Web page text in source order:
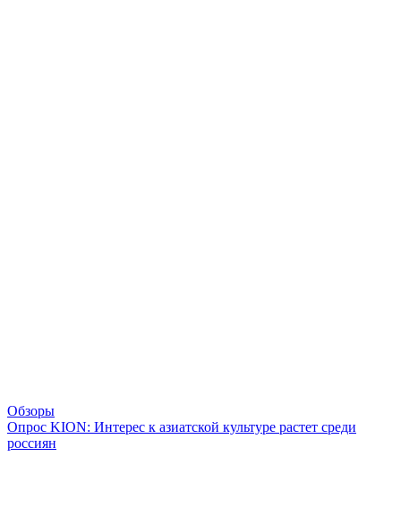
Обзоры
Опрос KION: Интерес к азиатской культуре растет среди
россиян